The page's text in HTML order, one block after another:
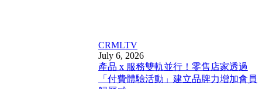
CRMLTV
July 6, 2026
產品 x 服務雙軌並行！零售店家透過
「付費體驗活動」建立品牌力增加會員